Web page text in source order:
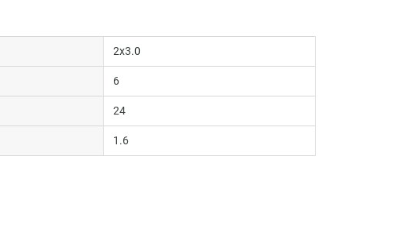
2x3.0
6
24
1.6